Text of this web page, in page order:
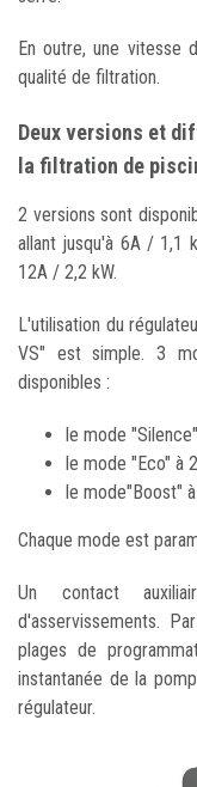
En outre, une vitesse
qualité de filtration.
Deux versions et
la filtration de
2 versions sont
allant jusqu'à 6A /
12A / 2,2 kW.
L'utilisation du
VS" est simple. 3
disponibles :
le mode
le mode "Eco" à
le mode"Boost"
Chaque mode est
Un contact
d'asservissements.
plages de
instantanée de la
régulateur.